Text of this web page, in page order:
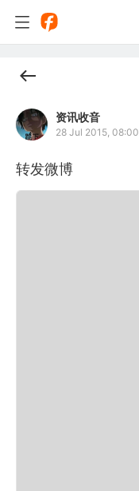
资讯收音
28 Jul 2015, 08:00
转发微博